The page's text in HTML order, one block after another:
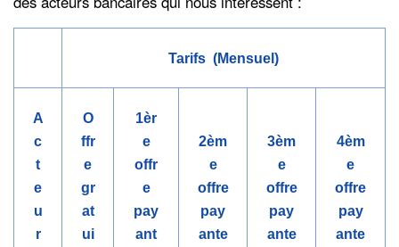
Tarifs (Mensuel)
A
c
t
e
u
r
O
ffr
e
gr
at
ui
1èr
e
offr
e
pay
ant
2èm
e
offre
pay
ante
3èm
e
offre
pay
ante
4èm
e
offre
pay
ante